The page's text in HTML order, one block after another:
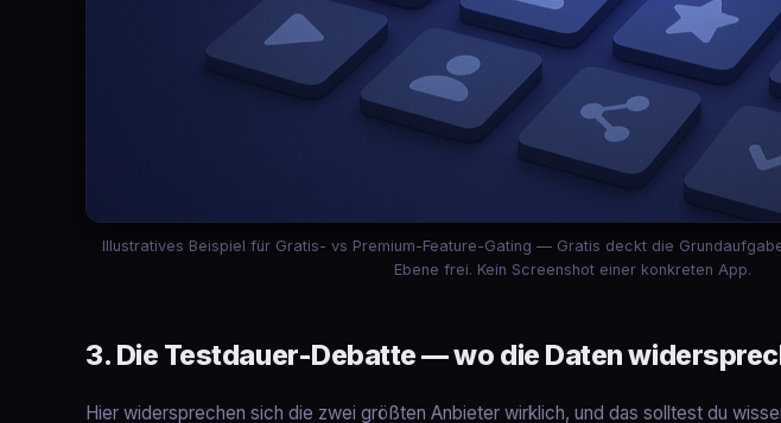
Illustratives Beispiel für Gratis- vs Premium-Feature-Gating — Gratis deckt die
Ebene frei. Kein Screenshot einer konkreten App.
3. Die Testdauer-Debatte — wo die Daten
Hier widersprechen sich die zwei größten Anbieter wirklich, und das solltest du